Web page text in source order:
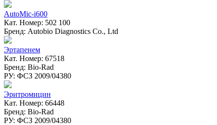
AutoMic-i600
Кат. Номер: 502 100
Бренд: Autobio Diagnostics Co., Ltd
Эртапенем
Кат. Номер: 67518
Бренд: Bio-Rad
РУ: ФСЗ 2009/04380
Эритромицин
Кат. Номер: 66448
Бренд: Bio-Rad
РУ: ФСЗ 2009/04380